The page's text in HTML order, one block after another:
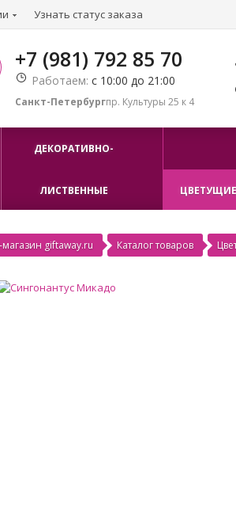
Узнать статус заказа
+7 (981) 792 85 70
Работаем: с 10:00 до 21:00
Санкт-Петербургпр. Культуры 25 к 4
ДЕКОРАТИВНО-
ЛИСТВЕННЫЕ
giftaway.ru Каталог товаров